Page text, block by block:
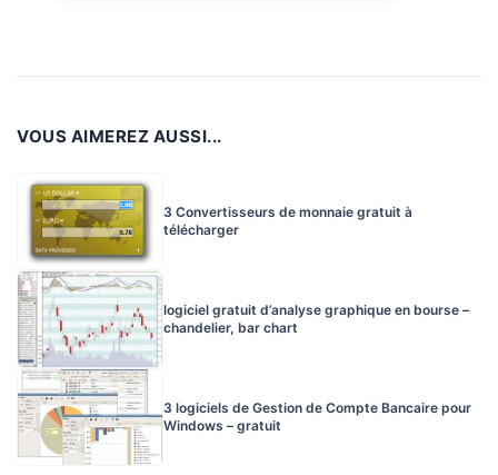
VOUS AIMEREZ AUSSI...
3 Convertisseurs de monnaie gratuit à
télécharger
logiciel gratuit d’analyse graphique en bourse –
chandelier, bar chart
3 logiciels de Gestion de Compte Bancaire pour
Windows – gratuit